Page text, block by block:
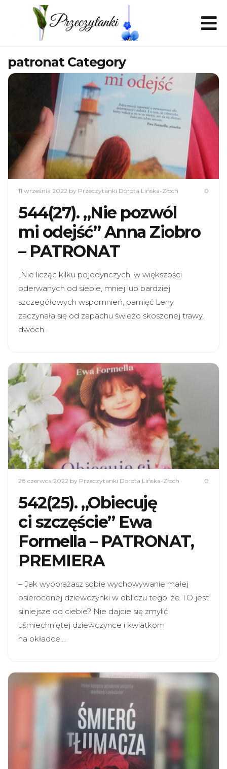
patronat Category
11 września 2022 by Przeczytanki Dorota Lińska-Złoch 0
544(27). „Nie pozwól
mi odejść” Anna Ziobro
– PATRONAT
„Nie licząc kilku pojedynczych, w większości
oderwanych od siebie, mniej lub bardziej
szczegółowych wspomnień, pamięć Leny
zaczynała się od zapachu świeżo skoszonej trawy,
dwóch…
28 czerwca 2022 by Przeczytanki Dorota Lińska-Złoch 0
542(25). „Obiecuję
ci szczęście” Ewa
Formella – PATRONAT,
PREMIERA
– Jak wyobrażasz sobie wychowywanie małej
osieroconej dziewczynki w obliczu tego, że TO jest
silniejsze od ciebie? Nie dajcie się zmylić
uśmiechniętej dziewczynce i kwiatkom
na okładce.…